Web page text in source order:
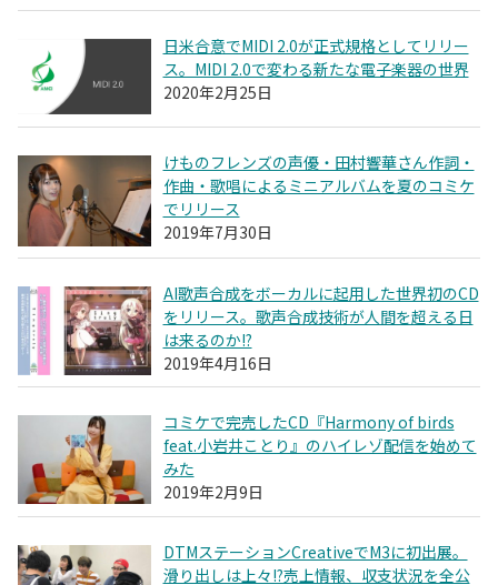
日米合意でMIDI 2.0が正式規格としてリリー
ス。MIDI 2.0で変わる新たな電子楽器の世界
2020年2月25日
けものフレンズの声優・田村響華さん作詞・
作曲・歌唱によるミニアルバムを夏のコミケ
でリリース
2019年7月30日
AI歌声合成をボーカルに起用した世界初のCD
をリリース。歌声合成技術が人間を超える日
は来るのか!?
2019年4月16日
コミケで完売したCD『Harmony of birds
feat.小岩井ことり』のハイレゾ配信を始めて
みた
2019年2月9日
DTMステーションCreativeでM3に初出展。
滑り出しは上々!?売上情報、収支状況を全公